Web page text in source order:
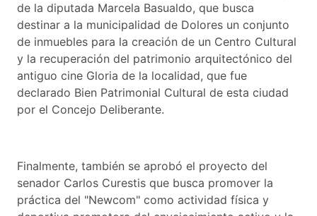
de la diputada Marcela Basualdo, que busca
destinar a la municipalidad de Dolores un conjunto
de inmuebles para la creación de un Centro Cultural
y la recuperación del patrimonio arquitectónico del
antiguo cine Gloria de la localidad, que fue
declarado Bien Patrimonial Cultural de esta ciudad
por el Concejo Deliberante.
Finalmente, también se aprobó el proyecto del
senador Carlos Curestis que busca promover la
práctica del "Newcom" como actividad física y